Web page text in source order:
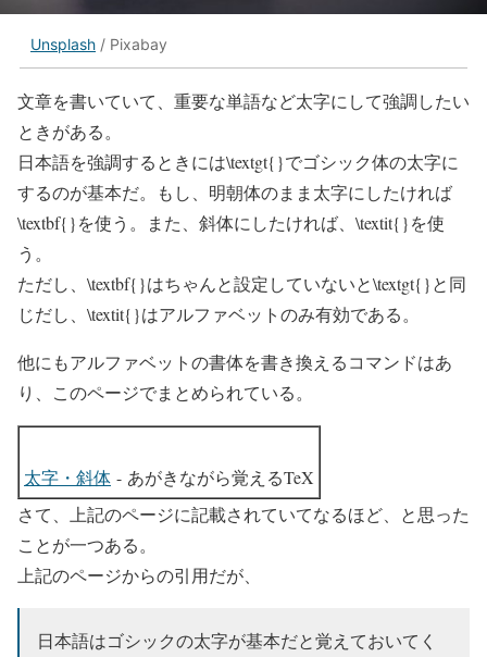
Unsplash / Pixabay
文章を書いていて、重要な単語など太字にして強調したい
ときがある。
日本語を強調するときには\textgt{}でゴシック体の太字に
するのが基本だ。もし、明朝体のまま太字にしたければ
\textbf{}を使う。また、斜体にしたければ、\textit{}を使
う。
ただし、\textbf{}はちゃんと設定していないと\textgt{}と同
じだし、\textit{}はアルファベットのみ有効である。
他にもアルファベットの書体を書き換えるコマンドはあ
り、このページでまとめられている。
太字・斜体 - あがきながら覚えるTeX
さて、上記のページに記載されていてなるほど、と思った
ことが一つある。
上記のページからの引用だが、
日本語はゴシックの太字が基本だと覚えておいてく